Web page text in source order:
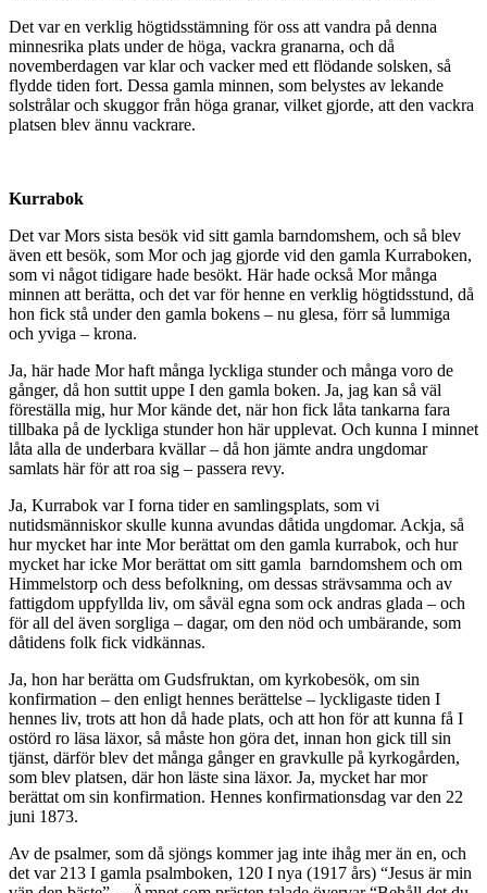
Det var en verklig högtidsstämning för oss att vandra på denna
minnesrika plats under de höga, vackra granarna, och då
novemberdagen var klar och vacker med ett flödande solsken, så
flydde tiden fort. Dessa gamla minnen, som belystes av lekande
solstrålar och skuggor från höga granar, vilket gjorde, att den vackra
platsen blev ännu vackrare.
Kurrabok
Det var Mors sista besök vid sitt gamla barndomshem, och så blev
även ett besök, som Mor och jag gjorde vid den gamla Kurraboken,
som vi något tidigare hade besökt. Här hade också Mor många
minnen att berätta, och det var för henne en verklig högtidsstund, då
hon fick stå under den gamla bokens – nu glesa, förr så lummiga
och yviga – krona.
Ja, här hade Mor haft många lyckliga stunder och många voro de
gånger, då hon suttit uppe I den gamla boken. Ja, jag kan så väl
föreställa mig, hur Mor kände det, när hon fick låta tankarna fara
tillbaka på de lyckliga stunder hon här upplevat. Och kunna I minnet
låta alla de underbara kvällar – då hon jämte andra ungdomar
samlats här för att roa sig – passera revy.
Ja, Kurrabok var I forna tider en samlingsplats, som vi
nutidsmänniskor skulle kunna avundas dåtida ungdomar. Ackja, så
hur mycket har inte Mor berättat om den gamla kurrabok, och hur
mycket har icke Mor berättat om sitt gamla barndomshem och om
Himmelstorp och dess befolkning, om dessas strävsamma och av
fattigdom uppfyllda liv, om såväl egna som ock andras glada – och
för all del även sorgliga – dagar, om den nöd och umbärande, som
dåtidens folk fick vidkännas.
Ja, hon har berätta om Gudsfruktan, om kyrkobesök, om sin
konfirmation – den enligt hennes berättelse – lyckligaste tiden I
hennes liv, trots att hon då hade plats, och att hon för att kunna få I
ostörd ro läsa läxor, så måste hon göra det, innan hon gick till sin
tjänst, därför blev det många gånger en gravkulle på kyrkogården,
som blev platsen, där hon läste sina läxor. Ja, mycket har mor
berättat om sin konfirmation. Hennes konfirmationsdag var den 22
juni 1873.
Av de psalmer, som då sjöngs kommer jag inte ihåg mer än en, och
det var 213 I gamla psalmboken, 120 I nya (1917 års) “Jesus är min